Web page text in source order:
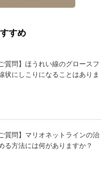
すめ
質問】ほうれい線のグロースフ
状にしこりになることはありま
質問】マリオネットラインの治
る方法には何がありますか？